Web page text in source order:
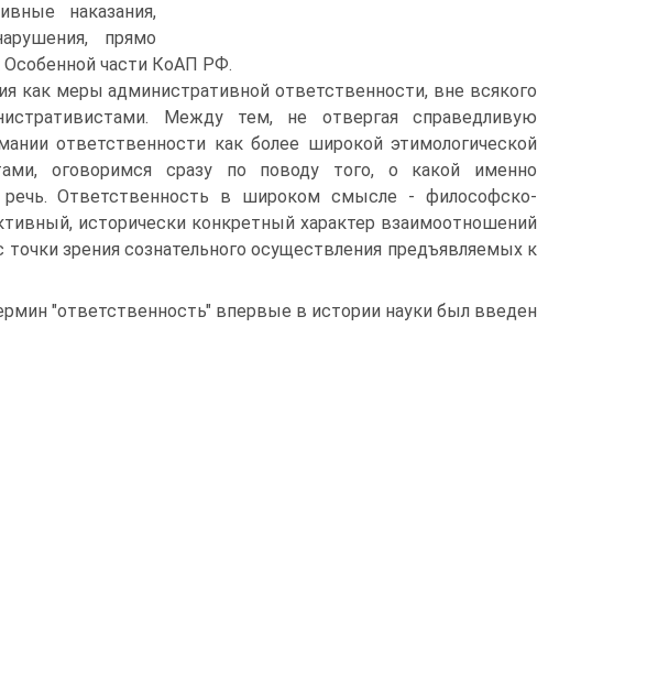
наказания,
прямо
части КоАП РФ.
как меры административной ответственности, вне всякого
Между тем, не отвергая справедливую
ответственности как более широкой этимологической
оговоримся сразу по поводу того, о какой именно
Ответственность в широком смысле - философско-
исторически конкретный характер взаимоотношений
зрения сознательного осуществления предъявляемых к
"ответственность" впервые в истории науки был введен